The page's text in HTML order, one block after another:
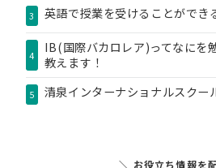
3 英語で授業を受けることができ
4
IB(国際バカロレア)ってなにを
教えます！
5 清泉インターナショナルスクー
＼ お役立ち情報を